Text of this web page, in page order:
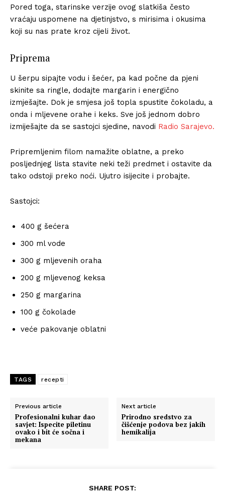
Pored toga, starinske verzije ovog slatkiša često
vraćaju uspomene na djetinjstvo, s mirisima i okusima
koji su nas prate kroz cijeli život.
Priprema
U šerpu sipajte vodu i šećer, pa kad počne da pjeni
skinite sa ringle, dodajte margarin i energično
izmješajte. Dok je smjesa još topla spustite čokoladu, a
onda i mljevene orahe i keks. Sve još jednom dobro
izmiješajte da se sastojci sjedine, navodi Radio Sarajevo.
Pripremljenim filom namažite oblatne, a preko
posljednjeg lista stavite neki teži predmet i ostavite da
tako odstoji preko noći. Ujutro isijecite i probajte.
Sastojci:
400 g šećera
300 ml vode
300 g mljevenih oraha
200 g mljevenog keksa
250 g margarina
100 g čokolade
veće pakovanje oblatni
TAGS recepti
Previous article
Profesionalni kuhar dao
savjet: Ispecite piletinu
ovako i bit će sočna i
mekana
Next article
Prirodno sredstvo za
čišćenje podova bez jakih
hemikalija
SHARE POST: